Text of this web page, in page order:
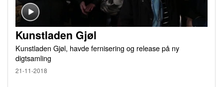
Kunstladen Gjøl
Kunstladen Gjøl, havde fernisering og release på ny
digtsamling
21-11-2018